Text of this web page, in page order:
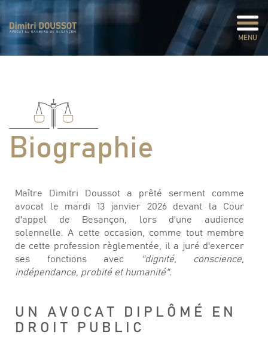
MENU
Biographie
Maître Dimitri Doussot a prêté serment comme
avocat le mardi 13 janvier 2026 devant la Cour
d'appel de Besançon, lors d'une audience
solennelle. A cette occasion, comme tout membre
de cette profession règlementée, il a juré d'exercer
ses fonctions avec "dignité, conscience,
indépendance, probité et humanité".
UN AVOCAT DIPLÔMÉ EN
DROIT PUBLIC
Panneau de gestion des cookies